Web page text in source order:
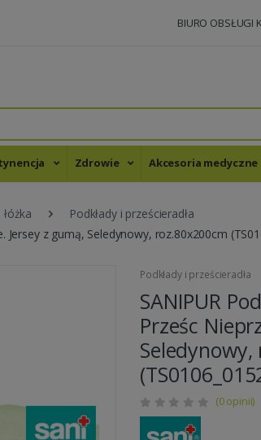
BIURO OBSŁUGI
Zdrowie Akcesoria medyczne
Podkłady i prześcieradła
Jersey z gumą, Seledynowy, roz.80x200cm
Podkłady i prześcieradła
SANIPUR
Prześc
(0 opinii)